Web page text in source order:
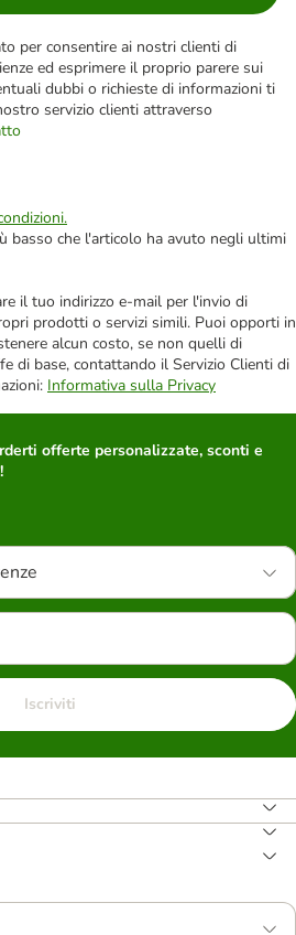
per consentire ai nostri clienti di
ed esprimere il proprio parere sui
dubbi o richieste di informazioni ti
servizio clienti attraverso
basso che l'articolo ha avuto negli ultimi
il tuo indirizzo e-mail per l'invio di
prodotti o servizi simili. Puoi opporti in
alcun costo, se non quelli di
di base, contattando il Servizio Clienti di
Informativa sulla Privacy
offerte personalizzate, sconti e
Iscriviti